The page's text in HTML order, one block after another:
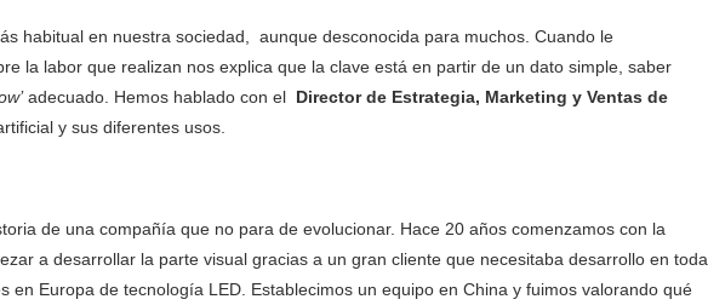
habitual en nuestra sociedad, aunque desconocida para muchos. Cuando le
la labor que realizan nos explica que la clave está en partir de un dato simple, saber
adecuado. Hemos hablado con el Director de Estrategia, Marketing y Ventas de
y sus diferentes usos.
de una compañía que no para de evolucionar. Hace 20 años comenzamos con la
a desarrollar la parte visual gracias a un gran cliente que necesitaba desarrollo en toda
en Europa de tecnología LED. Establecimos un equipo en China y fuimos valorando qué